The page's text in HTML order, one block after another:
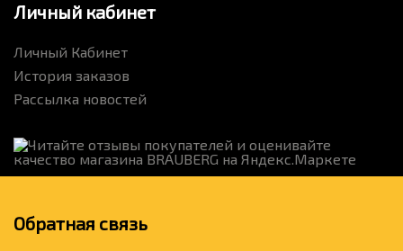
Личный кабинет
Личный Кабинет
История заказов
Рассылка новостей
Обратная связь